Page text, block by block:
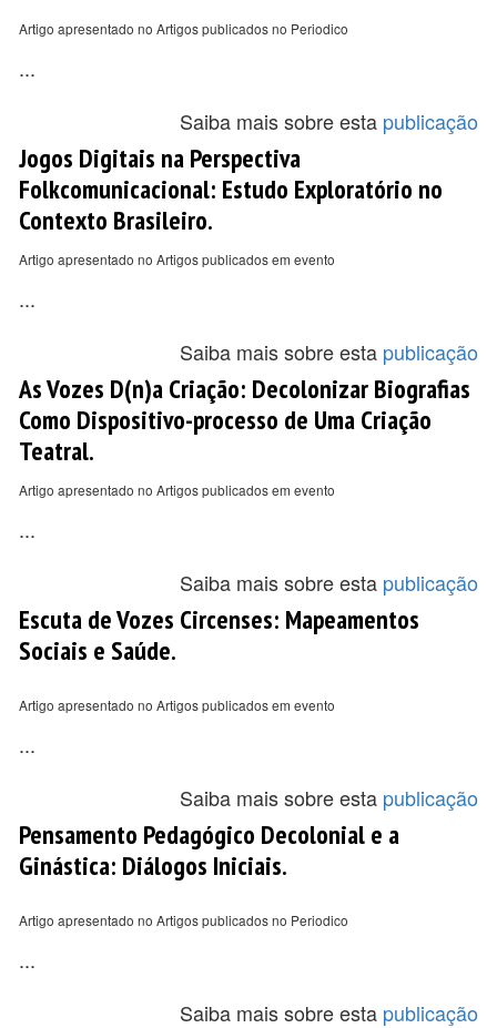
Artigo apresentado no Artigos publicados no Periodico
...
Saiba mais sobre esta publicação
Jogos Digitais na Perspectiva
Folkcomunicacional: Estudo Exploratório no
Contexto Brasileiro.
Artigo apresentado no Artigos publicados em evento
...
Saiba mais sobre esta publicação
As Vozes D(n)a Criação: Decolonizar Biografias
Como Dispositivo-processo de Uma Criação
Teatral.
Artigo apresentado no Artigos publicados em evento
...
Saiba mais sobre esta publicação
Escuta de Vozes Circenses: Mapeamentos
Sociais e Saúde.
Artigo apresentado no Artigos publicados em evento
...
Saiba mais sobre esta publicação
Pensamento Pedagógico Decolonial e a
Ginástica: Diálogos Iniciais.
Artigo apresentado no Artigos publicados no Periodico
...
Saiba mais sobre esta publicação